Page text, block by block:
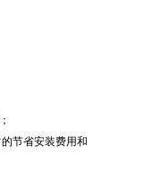
节省安装费用和